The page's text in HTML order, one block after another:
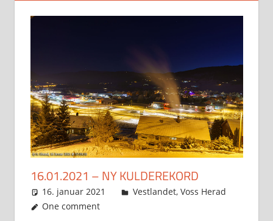
16.01.2021 – NY KULDEREKORD
16. januar 2021 Svein
Vestlandet, Voss Herad
One comment